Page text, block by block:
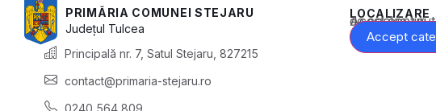
PRIMĂRIA COMUNEI STEJARU
Județul Tulcea
Principală nr. 7, Satul Stejaru, 827215
contact@primaria-stejaru.ro
0240 564 809
LOCALIZARE
Acest conținut este blocat până când acceptați categoria corespunzătoare de cookie-uri.
Accept